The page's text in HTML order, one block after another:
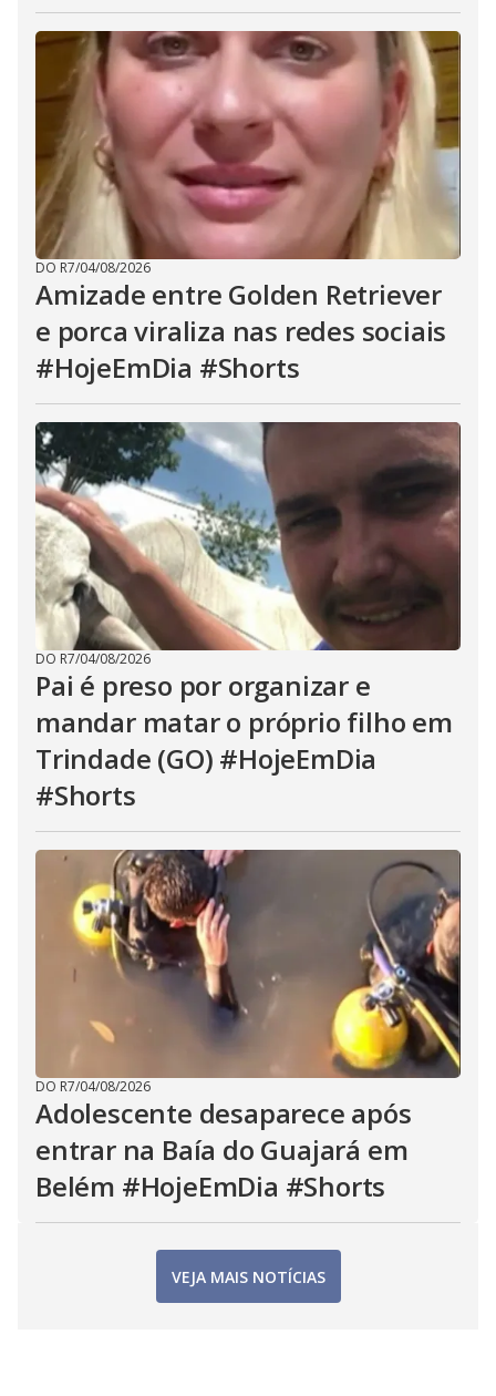
DO R7/04/08/2026
Amizade entre Golden Retriever
e porca viraliza nas redes sociais
#HojeEmDia #Shorts
DO R7/04/08/2026
Pai é preso por organizar e
mandar matar o próprio filho em
Trindade (GO) #HojeEmDia
#Shorts
DO R7/04/08/2026
Adolescente desaparece após
entrar na Baía do Guajará em
Belém #HojeEmDia #Shorts
VEJA MAIS NOTÍCIAS